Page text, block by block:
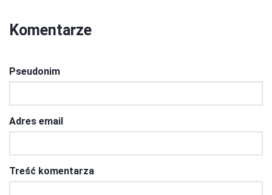
Komentarze
Pseudonim
Adres email
Treść komentarza